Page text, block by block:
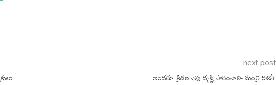
next post
అందరూ క్రీడల వైపు దృష్టి సారించాలి- మంత్రి రజినీ.